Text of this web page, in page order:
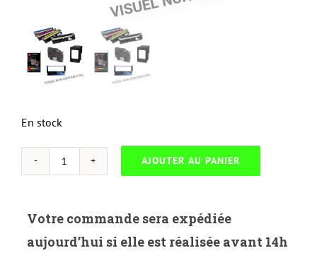
En stock
quantité
H.655AC-
HP
AJOUTER AU PANIER
Votre commande sera expédiée
aujourd’hui si elle est réalisée avant 14h